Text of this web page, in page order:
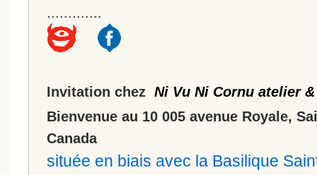
.............
Invitation chez Ni Vu Ni Cornu atelier
Bienvenue au 10 005 avenue Royale,
Canada
située en biais avec la Basilique